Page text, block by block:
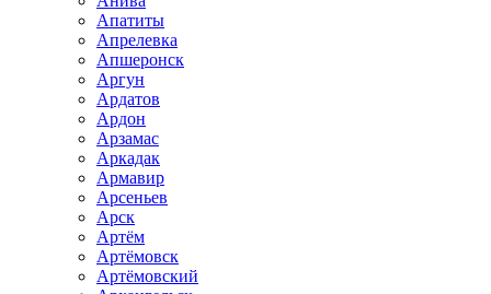
Апатиты
Апрелевка
Апшеронск
Аргун
Ардатов
Ардон
Арзамас
Аркадак
Армавир
Арсеньев
Арск
Артём
Артёмовск
Артёмовский